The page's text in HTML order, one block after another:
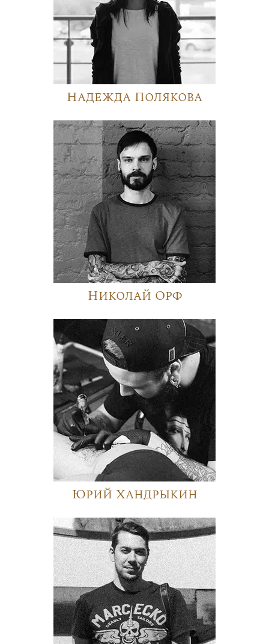
Надежда Полякова
Николай Орф
Юрий Хандрыкин